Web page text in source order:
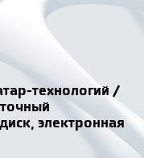
технологий /
электронная